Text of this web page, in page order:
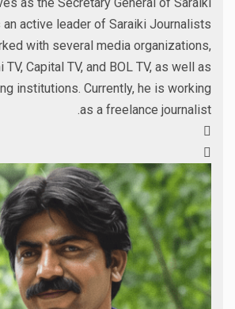
an active leader of Saraiki Journalists
with several media organizations,
TV, Capital TV, and BOL TV, as well as
institutions. Currently, he is working
as a freelance journalist.